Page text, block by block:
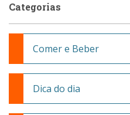
Categorias
Comer e Beber
Dica do dia